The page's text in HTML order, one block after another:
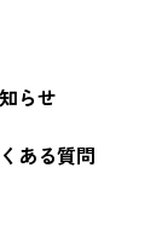
らせ
ある質問